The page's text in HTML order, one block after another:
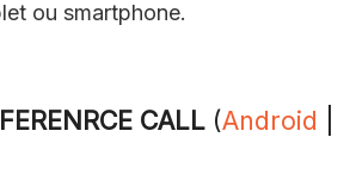
ou smartphone.
CALL (Android